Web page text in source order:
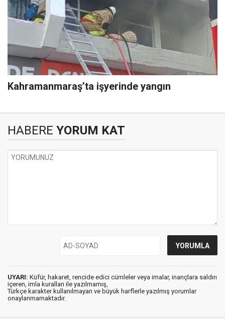
Kahramanmaraş’ta işyerinde yangın
HABERE YORUM KAT
UYARI: Küfür, hakaret, rencide edici cümleler veya imalar, inançlara saldırı
içeren, imla kuralları ile yazılmamış,
Türkçe karakter kullanılmayan ve büyük harflerle yazılmış yorumlar
onaylanmamaktadır.